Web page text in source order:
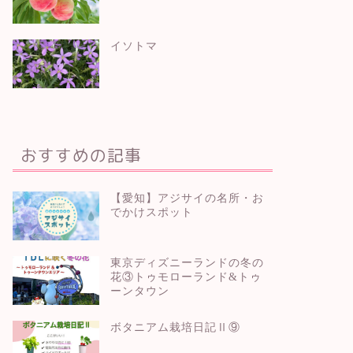
イソトマ
おすすめの記事
【愛知】アジサイの名所・お
でかけスポット
東京ディズニーランドの冬の
花③トゥモローランド&トゥ
ーンタウン
ボタニアム栽培日記Ⅱ⑨